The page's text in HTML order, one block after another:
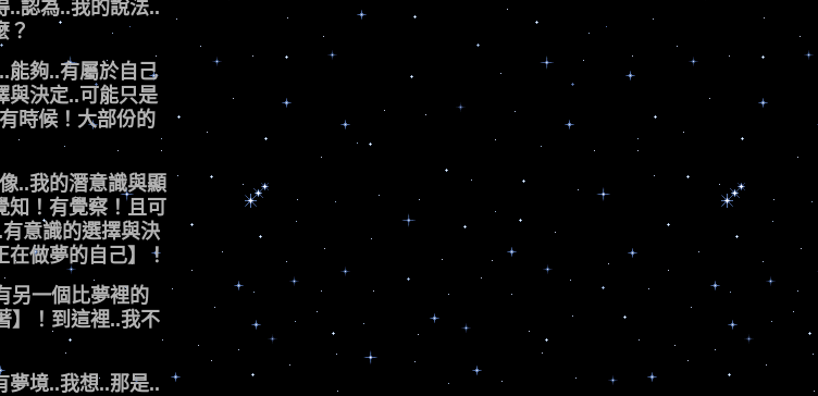
..認為..我的說法..
？
能夠..有屬於自己
與決定..可能只是
時候！大部份的
..我的潛意識與顯
！有覺察！且可
意識的選擇與決
做夢的自己】！
另一個比夢裡的
】！到這裡..我不
夢境..我想..那是..